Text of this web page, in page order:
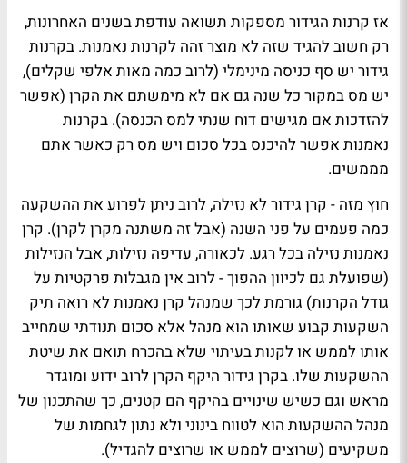
אז קרנות הגידור מספקות תשואה עודפת בשנים האחרונות,
רק חשוב להגיד שזה לא מוצר זהה לקרנות נאמנות. בקרנות
גידור יש סף כניסה מינימלי (לרוב כמה מאות אלפי שקלים),
יש מס במקור כל שנה גם אם לא מימשתם את הקרן (אפשר
להזדכות אם מגישים דוח שנתי למס הכנסה). בקרנות
נאמנות אפשר להיכנס בכל סכום ויש מס רק כאשר אתם
מממשים.
חוץ מזה - קרן גידור לא נזילה, לרוב ניתן לפרוע את ההשקעה
כמה פעמים על פני השנה (אבל זה משתנה מקרן לקרן). קרן
נאמנות נזילה בכל רגע. לכאורה, עדיפה נזילות, אבל הנזילות
(שפועלת גם לכיוון ההפוך - לרוב אין מגבלות פרקטיות על
גודל הקרנות) גורמת לכך שמנהל קרן נאמנות לא רואה תיק
השקעות קבוע שאותו הוא מנהל אלא סכום תנודתי שמחייב
אותו לממש או לקנות בעיתוי שלא בהכרח תואם את שיטת
ההשקעות שלו. בקרן גידור היקף הקרן לרוב ידוע ומוגדר
מראש וגם כשיש שינויים בהיקף הם קטנים, כך שהתכנון של
מנהל ההשקעות הוא לטווח בינוני ולא נתון לגחמות של
משקיעים (שרוצים לממש או שרוצים להגדיל).